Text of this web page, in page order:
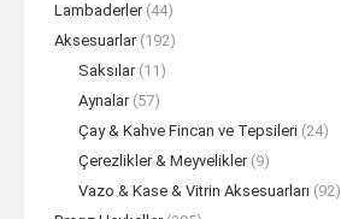
Lambaderler (44)
Aksesuarlar (192)
Saksılar (11)
Aynalar (57)
Çay & Kahve Fincan ve Tepsileri (24)
Çerezlikler & Meyvelikler (9)
Vazo & Kase & Vitrin Aksesuarları (92)